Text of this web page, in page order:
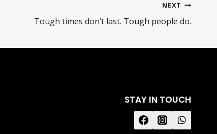
NEXT
Tough times don’t last. Tough people do.
STAY IN TOUCH